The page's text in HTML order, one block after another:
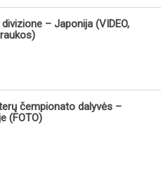
– Japonija (VIDEO,
čempionato dalyvės –
(FOTO)